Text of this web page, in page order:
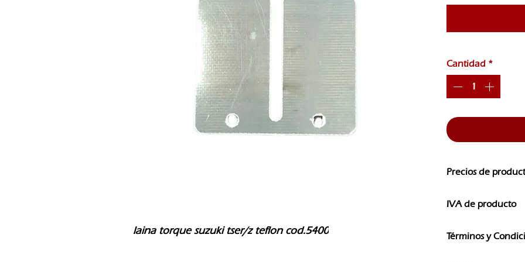
laina torque suzuki tser/z teflon cod.5400
Cantidad *
Precios de
CAMBIOS SIN
IVA de producto
IVA
Términos y